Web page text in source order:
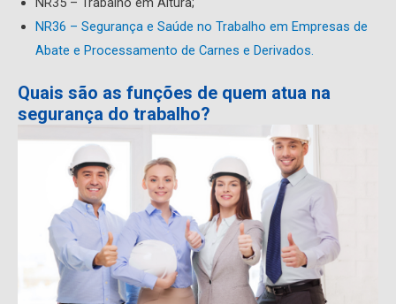
NR36 – Segurança e Saúde no Trabalho em Empresas de
Abate e Processamento de Carnes e Derivados.
Quais são as funções de quem atua na
segurança do trabalho?